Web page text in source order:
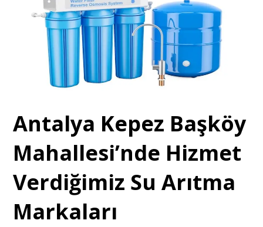
Antalya Kepez Başköy
Mahallesi’nde Hizmet
Verdiğimiz Su Arıtma
Markaları